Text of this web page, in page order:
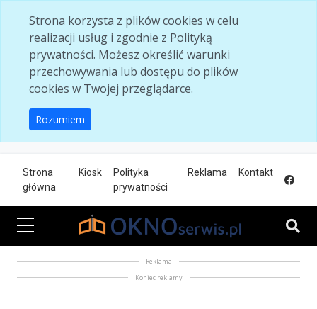
Strona korzysta z plików cookies w celu
realizacji usług i zgodnie z Polityką
prywatności. Możesz określić warunki
przechowywania lub dostępu do plików
cookies w Twojej przeglądarce.
Rozumiem
Strona
główna
Kiosk
Polityka
prywatności
Reklama Kontakt
Reklama
Koniec reklamy